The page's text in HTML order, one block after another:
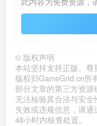
© 版权声明
本站坚持支持正版、尊
版权归GameGrid.cn所
部分文章的第三方资源
无法核验其合法与安全
失效或违规信息，请通
48小时内核查处置。